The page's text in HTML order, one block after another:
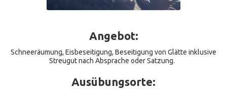
Angebot:
Schneeräumung, Eisbeseitigung, Beseitigung von Glätte inklusive
Streugut nach Absprache oder Satzung.
Ausübungsorte: